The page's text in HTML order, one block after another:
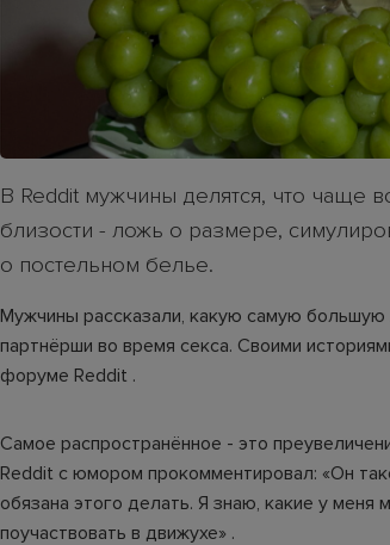
В Reddit мужчины делятся, что чаще
близости - ложь о размере,
о постельном белье.
Мужчины рассказали, какую самую
партнёрши во время секса. Своими
форуме Reddit .
Самое распространённое - это
Reddit с юмором прокомментировал: «Он
обязана этого делать. Я знаю, какие у меня
поучаствовать в движухе» .